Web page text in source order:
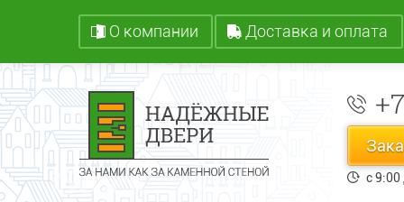
О компании Доставка и оплата
с